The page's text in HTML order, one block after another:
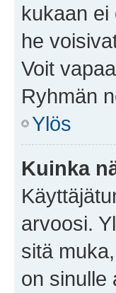
kukaan ei
he
Voit
Ryhmän
Ylös
Kuinka
arvoosi.
sitä
on sinulle